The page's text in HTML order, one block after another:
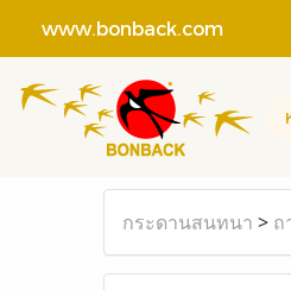
www.bonback.com
กระดานสนทนา > ถ